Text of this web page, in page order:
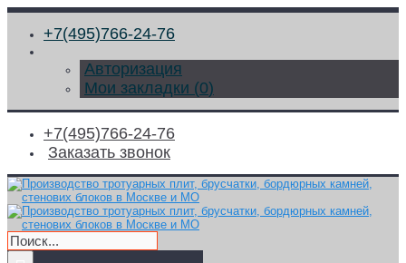
+7(495)766-24-76
Авторизация
Мои закладки (0)
+7(495)766-24-76
Заказать звонок